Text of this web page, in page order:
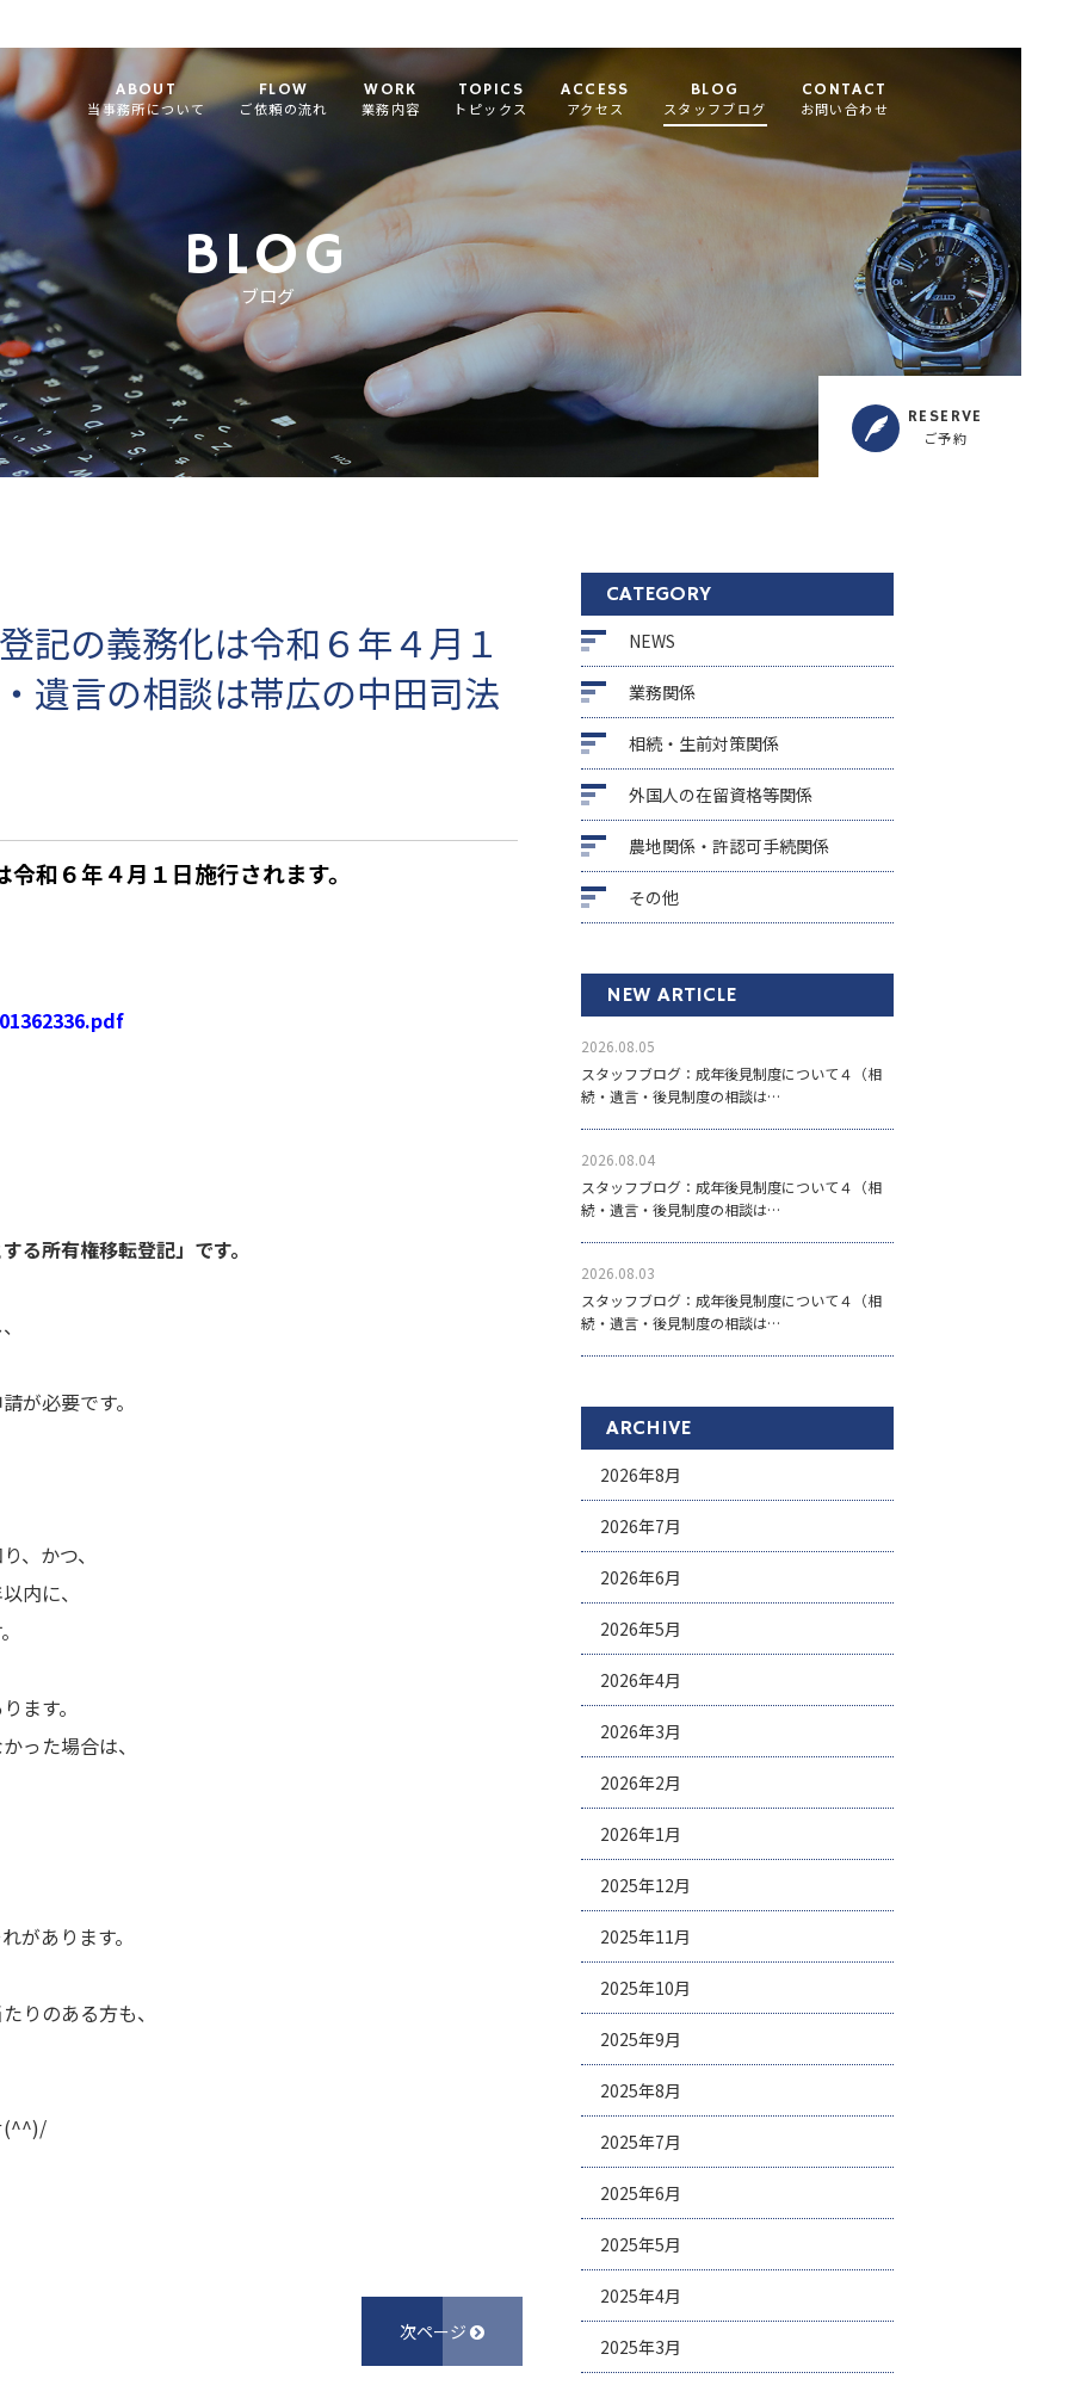
ABOUT
当事務所について
FLOW
ご依頼の流れ
WORK
業務内容
TOPICS
トピックス
ACCESS
アクセス
BLOG
スタッフブログ
CONTACT
お問い合わせ
BLOG
ブログ
RESERVE
ご予約
記の義務化は令和６年４月１
遺言の相談は帯広の中田司法
令和６年４月１日施行されます。
る所有権移転登記」です。
が必要です。
、かつ、
内に、
ます。
った場合は、
があります。
りのある方も、
(^^)/
次ページ
CATEGORY
NEWS
業務関係
相続・生前対策関係
外国人の在留資格等関係
農地関係・許認可手続関係
その他
NEW ARTICLE
2026.08.05
スタッフブログ：成年後見制度について４（相
続・遺言・後見制度の相談は…
2026.08.04
スタッフブログ：成年後見制度について４（相
続・遺言・後見制度の相談は…
2026.08.03
スタッフブログ：成年後見制度について４（相
続・遺言・後見制度の相談は…
ARCHIVE
2026年8月
2026年7月
2026年6月
2026年5月
2026年4月
2026年3月
2026年2月
2026年1月
2025年12月
2025年11月
2025年10月
2025年9月
2025年8月
2025年7月
2025年6月
2025年5月
2025年4月
2025年3月